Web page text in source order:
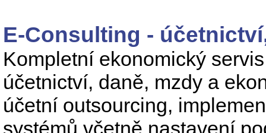
E-Consulting -
Kompletní ekonomický
účetnictví, daně, mzdy a
účetní outsourcing,